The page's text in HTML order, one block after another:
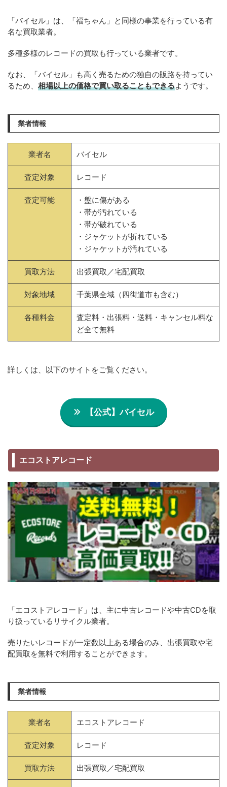
「バイセル」は、「福ちゃん」と同様の事業を行っている有
名な買取業者。
多種多様のレコードの買取も行っている業者です。
なお、「バイセル」も高く売るための独自の販路を持ってい
るため、 相場以上の価格で買い取ることもできるようです。
業者情報
業者名 バイセル
査定対象 レコード
査定可能
・盤に傷がある
・帯が汚れている
・帯が破れている
・ジャケットが折れている
・ジャケットが汚れている
買取方法 出張買取／宅配買取
対象地域 千葉県全域（四街道市も含む）
各種料金
査定料・出張料・送料・キャンセル料な
ど全て無料
詳しくは、以下のサイトをご覧ください。
【公式】バイセル
エコストアレコード
「エコストアレコード」は、主に中古レコードや中古CDを取
り扱っているリサイクル業者。
売りたいレコードが一定数以上ある場合のみ、出張買取や宅
配買取を無料で利用することができます。
業者情報
業者名 エコストアレコード
査定対象 レコード
買取方法 出張買取／宅配買取